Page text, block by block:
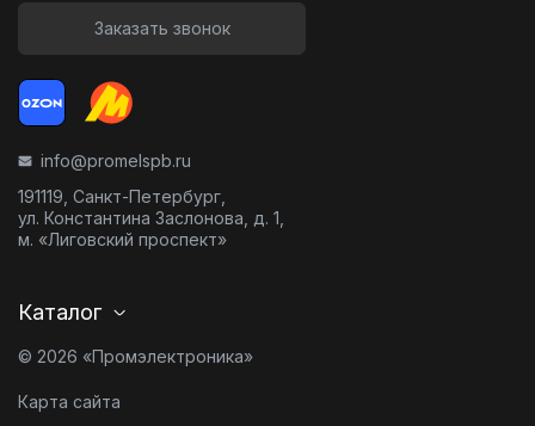
Заказать звонок
info@promelspb.ru
191119, Санкт-Петербург,
ул. Константина Заслонова, д. 1,
м. «Лиговский проспект»
Каталог
© 2026 «Промэлектроника»
Карта сайта